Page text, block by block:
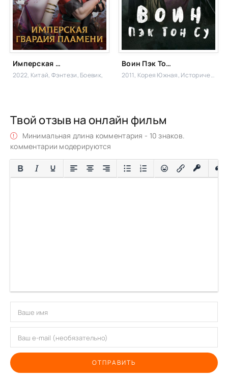
Имперская гвардия пламени
2022, Китай, Фэнтези, Боевик,
Воин Пэк Тон-су
2011, Корея Южная, Исторический, Драма
Твой отзыв на онлайн фильм
Минимальная длина комментария - 10 знаков.
комментарии модерируются
ОТПРАВИТЬ